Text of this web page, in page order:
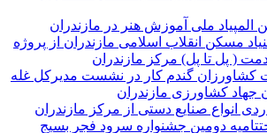
المپیاد ملی آموزش هنر در مازندران
مسکن انقلاب اسلامی مازندران از پروژه
( پل تا پل) مرکز مازندران
کشاورزان گندم کار در نشست مدیرکل غله
جهاد کشاورزی مازندران
دومین جشنواره سرود فجر بسیج